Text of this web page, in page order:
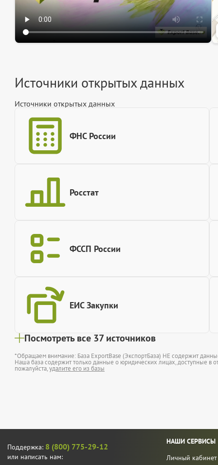
Источники открытых данных
Источники открытых данных
ФНС России
Росстат
ФССП России
ЕИС Закупки
Посмотреть все 37 источников
*Обращаем внимание: База ExportBase (ЭкспортБаза) НЕ содержит
Наша база содержит только данные о юридических лицах, доступные в
пожалуйста,удалите его из базы
Поддержка: 8 (800) 775-29-12
или написать нам:
НАШИ СЕРВИСЫ
Личный кабинет